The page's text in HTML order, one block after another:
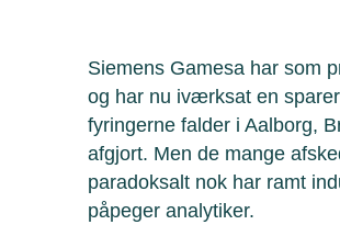
Siemens Gamesa har som
og har nu iværksat en
fyringerne falder i Aalborg,
afgjort. Men de mange
paradoksalt nok har ramt
påpeger analytiker.